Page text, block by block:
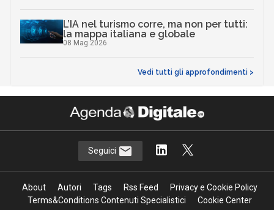
L’IA nel turismo corre, ma non per tutti:
la mappa italiana e globale
08 Mag 2026
Vedi tutti gli approfondimenti >
Seguici
About Autori Tags Rss Feed
Privacy e Cookie Policy
Terms&Conditions Contenuti Specialistici
Cookie Center